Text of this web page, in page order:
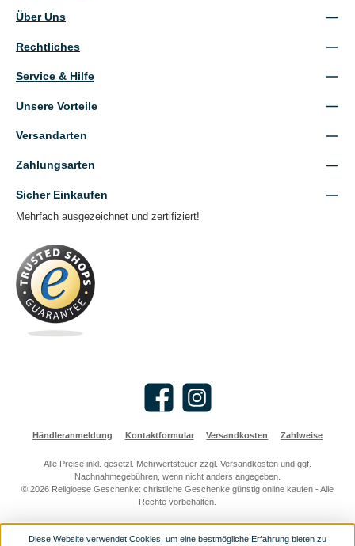
Über Uns
Rechtliches
Service & Hilfe
Unsere Vorteile
Versandarten
Zahlungsarten
Sicher Einkaufen
Mehrfach ausgezeichnet und zertifiziert!
Facebook Instagram
Händleranmeldung Kontaktformular Versandkosten Zahlweise
Alle Preise inkl. gesetzl. Mehrwertsteuer zzgl. Versandkosten und ggf.
Nachnahmegebühren, wenn nicht anders angegeben.
© 2026 Religioese Geschenke: christliche Geschenke günstig online kaufen - Alle
Rechte vorbehalten.
Diese Website verwendet Cookies, um eine bestmögliche Erfahrung bieten zu